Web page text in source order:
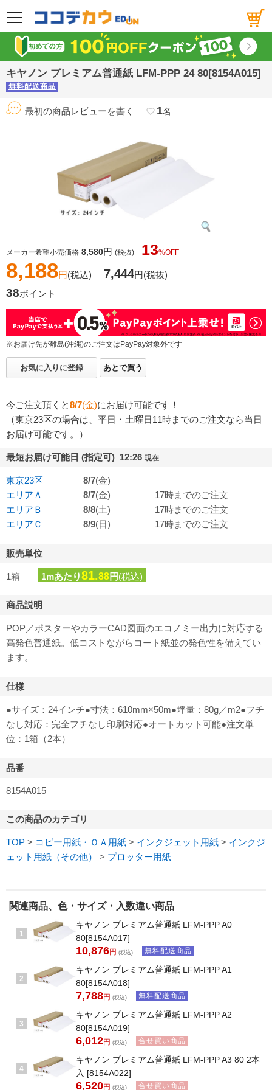
メニュー
キヤノン プレミアム普通紙 LFM-PPP 24 80[8154A015]
無料配送商品
最初の商品レビューを書く favorite_border 1名
メーカー希望小売価格 8,580円 (税抜) 13%OFF
8,188円(税込) 7,444円(税抜)
38ポイント
※お届け先が離島(沖縄)のご注文はPayPay対象外です
お気に入りに登録 あとで買う
今ご注文頂くと8/7(金)にお届け可能です！
（東京23区の場合は、平日・土曜日11時までのご注文なら当日
お届け可能です。）
最短お届け可能日 (指定可) 12:26 現在
東京23区 8/7(金)
エリアＡ
8/7(金)
17時までのご注文
エリアＢ
8/8(土)
17時までのご注文
エリアＣ
8/9(日) 17時までのご注文
販売単位
1箱 1mあたり81.88円(税込)
商品説明
POP／ポスターやカラーCAD図面のエコノミー出力に対応する
高発色普通紙。低コストながらコート紙並の発色性を備えてい
ます。
仕様
●サイズ：24インチ●寸法：610mm×50m●坪量：80g／m2●フチ
なし対応：完全フチなし印刷対応●オートカット可能●注文単
位：1箱（2本）
品番
8154A015
この商品のカテゴリ
TOP > コピー用紙・ＯＡ用紙 > インクジェット用紙 > インクジ
ェット用紙（その他）
> プロッター用紙
関連商品、色・サイズ・入数違い商品
1
キヤノン プレミアム普通紙 LFM-PPP A0
80[8154A017]
10,876円 (税込) 無料配送商品
2
キヤノン プレミアム普通紙 LFM-PPP A1
80[8154A018]
7,788円 (税込) 無料配送商品
3
キヤノン プレミアム普通紙 LFM-PPP A2
80[8154A019]
6,012円 (税込) 合せ買い商品
4
キヤノン プレミアム普通紙 LFM-PPP A3 80 2本
入 [8154A022]
6,520円 (税込) 合せ買い商品